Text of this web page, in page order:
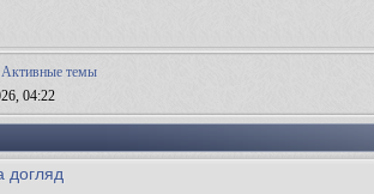
Активные темы
04:22
догляд